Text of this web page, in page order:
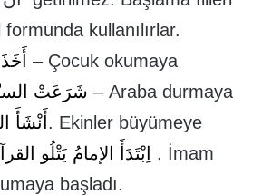
kullanılırlar.
– Çocuk okumaya
شَرَعَتْ – Araba durmaya
أَنْشَأَ . Ekinler büyümeye
اِبْتَدَأَ الإمامُ يَتْلُو . İmam
başladı.